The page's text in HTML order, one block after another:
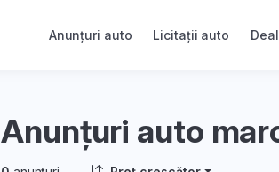
Anunțuri auto Licitații auto
Anunțuri auto